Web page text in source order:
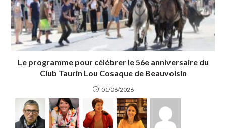
Le programme pour célébrer le 56e anniversaire du
Club Taurin Lou Cosaque de Beauvoisin
01/06/2026